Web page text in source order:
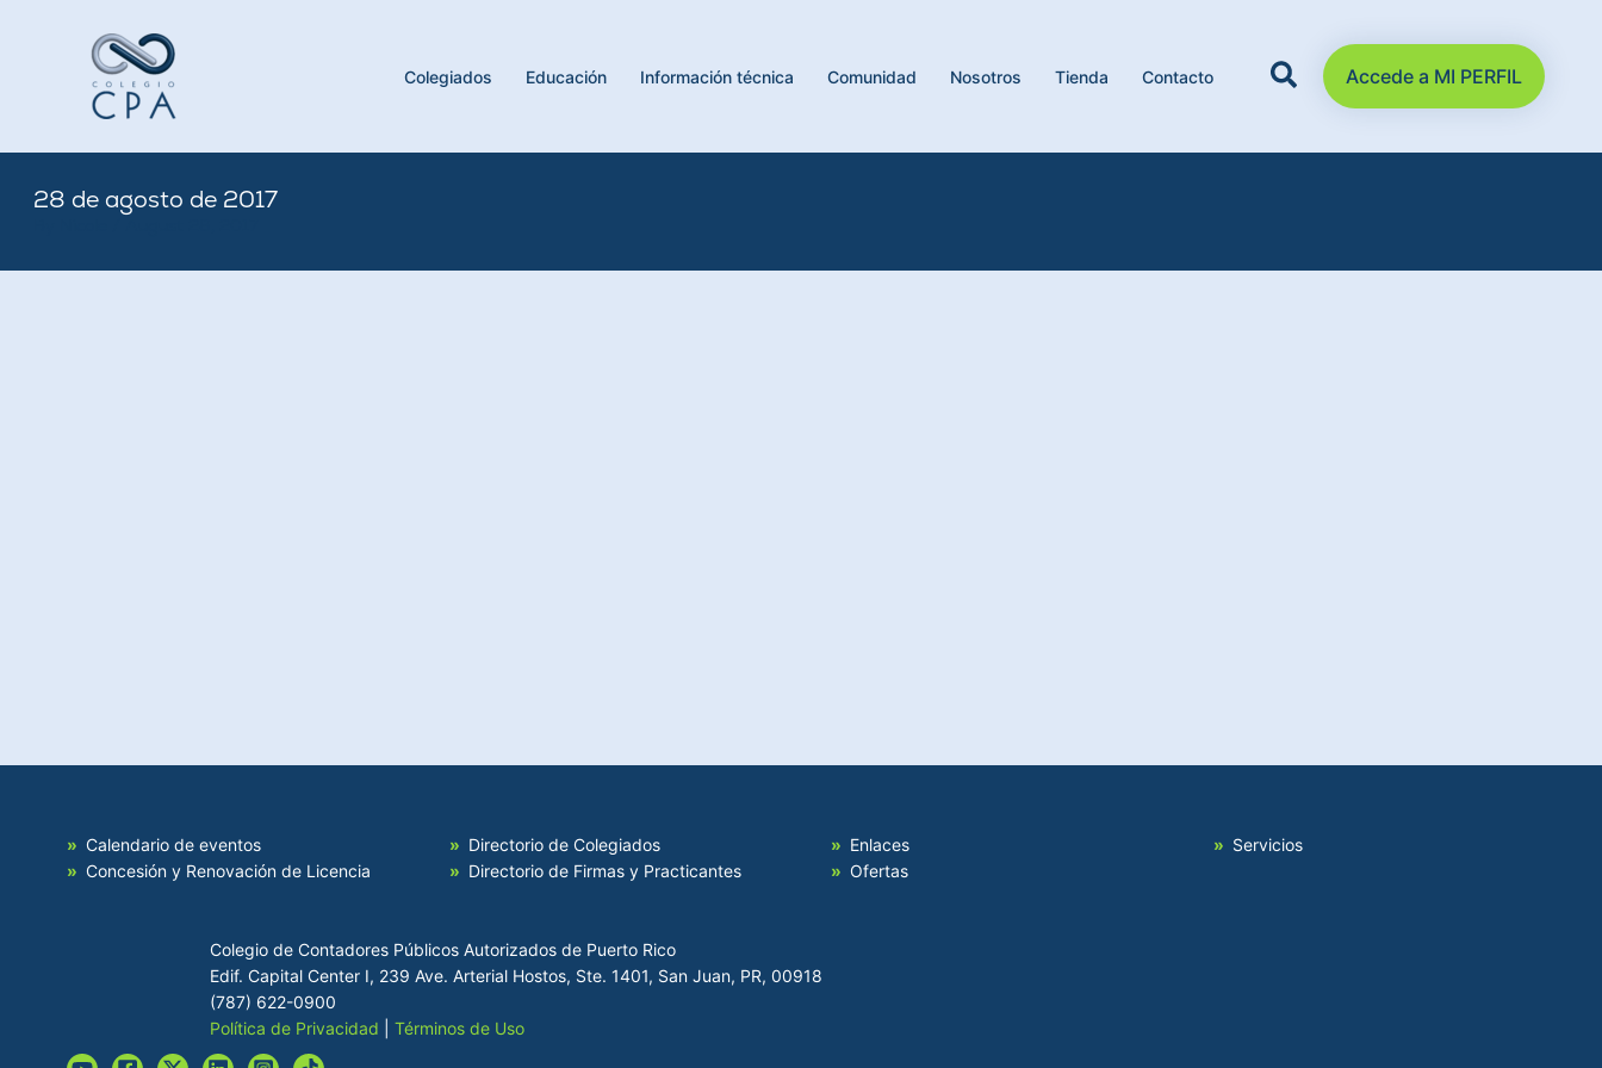
Colegiados Educación Información técnica Comunidad Nosotros Tienda Contacto Accede a MI PERFIL
28 de agosto de 2017
Calendario de eventos
Concesión y Renovación de Licencia
Directorio de Colegiados
Directorio de Firmas y Practicantes
Enlaces
Ofertas
Servicios
Colegio de Contadores Públicos Autorizados de Puerto Rico
Edif. Capital Center I, 239 Ave. Arterial Hostos, Ste. 1401, San Juan, PR, 00918
(787) 622-0900
Política de Privacidad
Términos de Uso